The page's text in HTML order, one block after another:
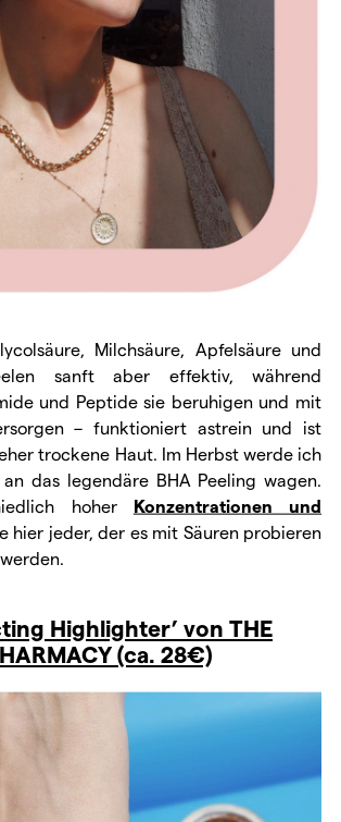
Milchsäure, Apfelsäure und
sanft aber effektiv, während
und Peptide sie beruhigen und mit
– funktioniert astrein und ist
trockene Haut. Im Herbst werde ich
das legendäre BHA Peeling wagen.
hoher Konzentrationen und
hier jeder, der es mit Säuren probieren
Highlighter’ von THE
(ca. 28€)